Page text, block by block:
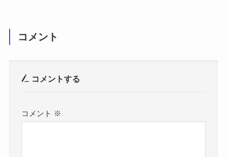
コメント
コメントする
コメント ※